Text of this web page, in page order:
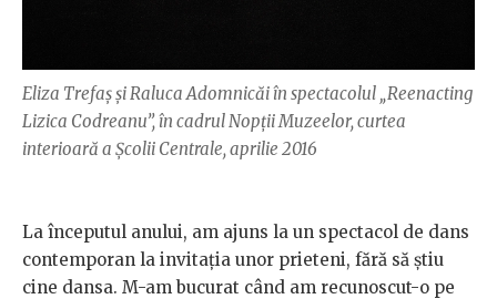
Eliza Trefaș și Raluca Adomnicăi în spectacolul „Reenacting
Lizica Codreanu”, în cadrul Nopții Muzeelor, curtea
interioară a Școlii Centrale, aprilie 2016
La începutul anului, am ajuns la un spectacol de dans
contemporan la invitația unor prieteni, fără să știu
cine dansa. M-am bucurat când am recunoscut-o pe